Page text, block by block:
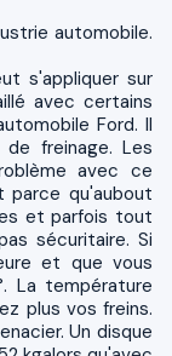
automobile.
s'appliquer sur
avec certains
Ford. Il
freinage. Les
avec ce
parce qu'aubout
et parfois tout
sécuritaire. Si
et que vous
La température
plus vos freins.
Un disque